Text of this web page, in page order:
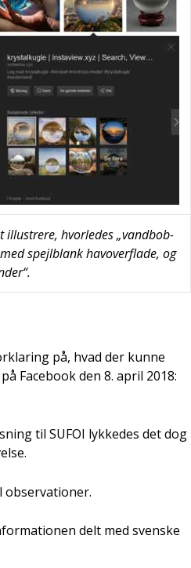
illu­stre­re, hvor­le­des „vand­bob­
spejl­blank havover­fla­de, og
på, hvad der kun­ne
Face­book den 8. april 2018:
til SUFOI lyk­ke­des det dog
obser­va­tio­ner.
delt med sven­ske